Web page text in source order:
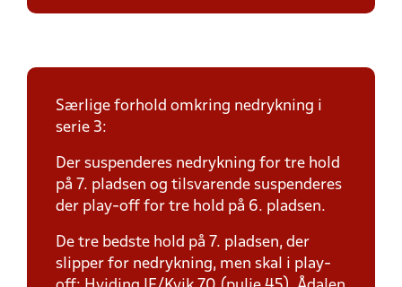
Særlige forhold omkring nedrykning i
serie 3:
Der suspenderes nedrykning for tre hold
på 7. pladsen og tilsvarende suspenderes
der play-off for tre hold på 6. pladsen.
De tre bedste hold på 7. pladsen, der
slipper for nedrykning, men skal i play-